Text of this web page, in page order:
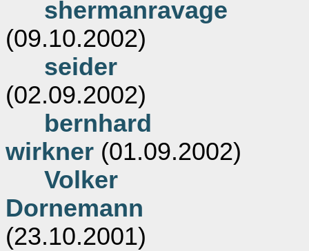
shermanravage
(09.10.2002)
seider
(02.09.2002)
bernhard
wirkner (01.09.2002)
Volker
Dornemann
(23.10.2001)